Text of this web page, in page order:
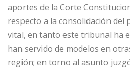
aportes de la Corte
respecto a la consolidación del
vital, en tanto este tribunal ha
han servido de modelos en
región; en torno al asunto